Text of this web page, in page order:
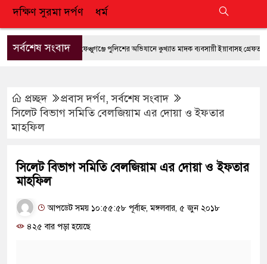
দক্ষিণ সুরমা দর্পণ ধর্ম
সর্বশেষ সংবাদফেঞ্চুগঞ্জে পুলিশের অভিযানে কুখ্যাত মাদক ব্যবসায়ী ইয়াবাসহ গ্রেফতার
প্রচ্ছদ প্রবাস দর্পণ,সর্বশেষ সংবাদ
সিলেট বিভাগ সমিতি বেলজিয়াম এর দোয়া ও ইফতার
মাহফিল
সিলেট বিভাগ সমিতি বেলজিয়াম এর দোয়া ও ইফতার
মাহফিল
আপডেট সময় ১০:৫৫:৫৮ পূর্বাহ্ন, মঙ্গলবার, ৫ জুন ২০১৮
৪২৫ বার পড়া হয়েছে